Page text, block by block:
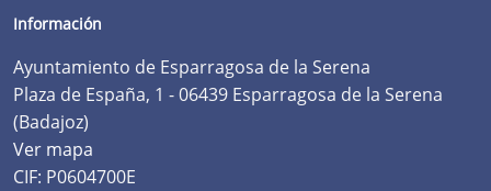
Información
Ayuntamiento de Esparragosa de la Serena
Plaza de España, 1 - 06439 Esparragosa de la Serena
(Badajoz)
Ver mapa
CIF: P0604700E